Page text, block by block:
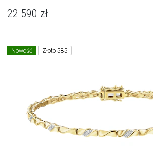
22 590 zł
Nowość Złoto 585